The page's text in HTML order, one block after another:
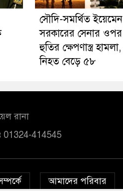
সৌদি-সমর্থিত ইয়েমেন
সরকারের সেনার ওপর
হুতির ক্ষেপণাস্ত্র হামলা,
নিহত বেড়ে ৫৮
রানা
01324-414545
আমাদের পরিবার